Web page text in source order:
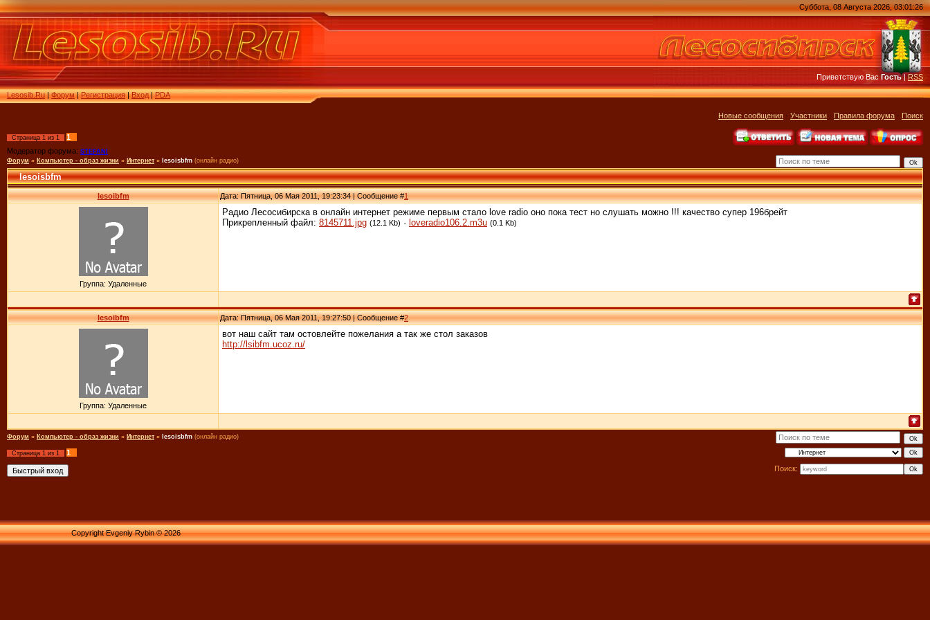
Lesosib.Ru|Форум|Регистрация|Вход|PDA
Суббота, 08 Августа 2026, 03:01:26
Приветствую ВасГость|RSS
Новые сообщения · Участники · Правила форума · Поиск
Страница 1 из 1
1
Модератор форума: STEFANI
Форум » Компьютер - образ жизни » Интернет » lesoisbfm (онлайн радио)
lesoisbfm
lesoibfm Дата: Пятница, 06 Мая 2011, 19:23:34 | Сообщение #1
Группа: Удаленные
Радио Лесосибирска в онлайн интернет режиме первым стало love radio оно пока тест но слушать можно !!! качество супер 196брейт
Прикрепленный файл: 8145711.jpg (12.1 Kb) · loveradio106.2.m3u (0.1 Kb)
lesoibfm Дата: Пятница, 06 Мая 2011, 19:27:50 | Сообщение #2
Группа: Удаленные
вот наш сайт там остовлейте пожелания а так же стол заказов
http://lsibfm.ucoz.ru/
Форум » Компьютер - образ жизни » Интернет » lesoisbfm (онлайн радио)
Страница 1 из 1
1
Поиск:
Copyright Evgeniy Rybin © 2026